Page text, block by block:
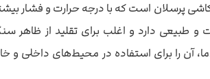
پرسلان است که با درجه حرارت و فشار
طبیعی دارد و اغلب برای تقلید از ظاهر
آن را برای استفاده در محیط‌های داخلی و